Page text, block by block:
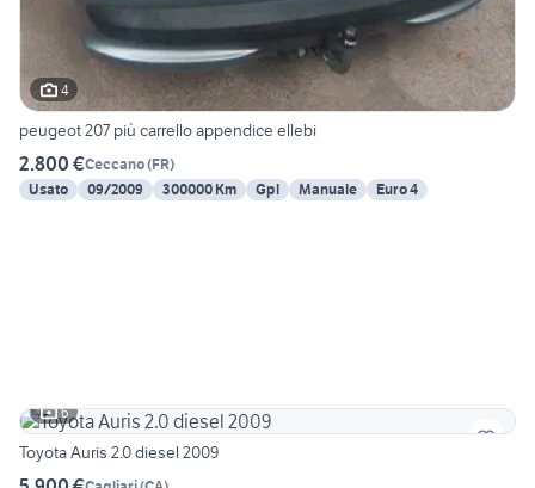
4
peugeot 207 più carrello appendice ellebi
2.800 €Ceccano(FR)
Usato
09/2009 300000 Km Gpl Manuale Euro 4
6
Toyota Auris 2.0 diesel 2009